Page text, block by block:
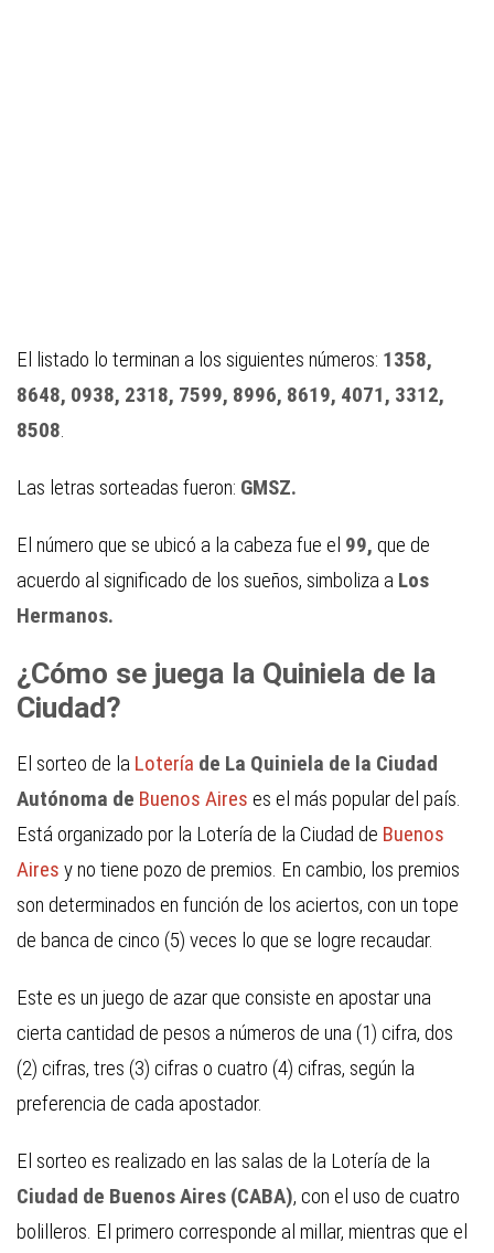
El listado lo terminan a los siguientes números: 1358,
8648, 0938, 2318, 7599, 8996, 8619, 4071, 3312,
8508.
Las letras sorteadas fueron: GMSZ.
El número que se ubicó a la cabeza fue el 99, que de
acuerdo al significado de los sueños, simboliza a Los
Hermanos.
¿Cómo se juega la Quiniela de la
Ciudad?
El sorteo de la Lotería de La Quiniela de la Ciudad
Autónoma de Buenos Aires es el más popular del país.
Está organizado por la Lotería de la Ciudad de Buenos
Aires y no tiene pozo de premios. En cambio, los premios
son determinados en función de los aciertos, con un tope
de banca de cinco (5) veces lo que se logre recaudar.
Este es un juego de azar que consiste en apostar una
cierta cantidad de pesos a números de una (1) cifra, dos
(2) cifras, tres (3) cifras o cuatro (4) cifras, según la
preferencia de cada apostador.
El sorteo es realizado en las salas de la Lotería de la
Ciudad de Buenos Aires (CABA), con el uso de cuatro
bolilleros. El primero corresponde al millar, mientras que el